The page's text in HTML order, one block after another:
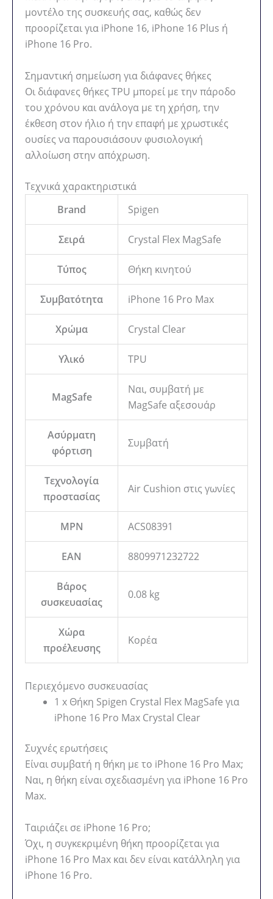
μοντέλο της συσκευής σας, καθώς δεν
προορίζεται για iPhone 16, iPhone 16 Plus ή
iPhone 16 Pro.
Σημαντική σημείωση για διάφανες θήκες
Οι διάφανες θήκες TPU μπορεί με την πάροδο
του χρόνου και ανάλογα με τη χρήση, την
έκθεση στον ήλιο ή την επαφή με χρωστικές
ουσίες να παρουσιάσουν φυσιολογική
αλλοίωση στην απόχρωση.
Τεχνικά χαρακτηριστικά
Brand
Spigen
Σειρά Crystal Flex MagSafe
Τύπος Θήκη κινητού
Συμβατότητα iPhone 16 Pro Max
Χρώμα Crystal Clear
Υλικό TPU
MagSafe
Ναι, συμβατή με
MagSafe αξεσουάρ
Ασύρματη
φόρτιση
Συμβατή
Τεχνολογία
προστασίας
Air Cushion στις γωνίες
MPN ACS08391
EAN 8809971232722
Βάρος
συσκευασίας
0.08 kg
Χώρα
προέλευσης
Κορέα
Περιεχόμενο συσκευασίας
1 x Θήκη Spigen Crystal Flex MagSafe για
iPhone 16 Pro Max Crystal Clear
Συχνές ερωτήσεις
Είναι συμβατή η θήκη με το iPhone 16 Pro Max;
Ναι, η θήκη είναι σχεδιασμένη για iPhone 16 Pro
Max.
Ταιριάζει σε iPhone 16 Pro;
Όχι, η συγκεκριμένη θήκη προορίζεται για
iPhone 16 Pro Max και δεν είναι κατάλληλη για
iPhone 16 Pro.